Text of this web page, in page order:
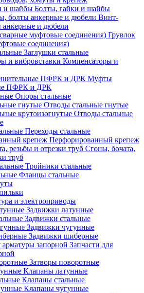
Болты, гайки и шайбы
Винт-
и дюбели
Грувлок
соединения)
Заглушки стальные
Компенсаторы и
Муфты
ПФРК и ДРК
Опоры стальные
Отводы стальные гнутые
Отводы стальные
Переходы стальные
Перфорированный крепеж
Сгоны, бочата,
труб
Тройники стальные
Фланцы стальные
и электроприводы
Задвижки латунные
Задвижки стальные
Задвижки чугунные
Задвижки шиберные
Запчасти для
Затворы поворотные
Клапаны латунные
Клапаны стальные
Клапаны чугунные